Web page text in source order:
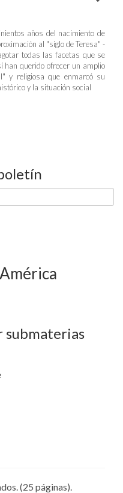
años del nacimiento de
al "siglo de Teresa" -
todas las facetas que se
han querido ofrecer un amplio
y religiosa que enmarcó su
y la situación social
submaterias
(25 páginas).